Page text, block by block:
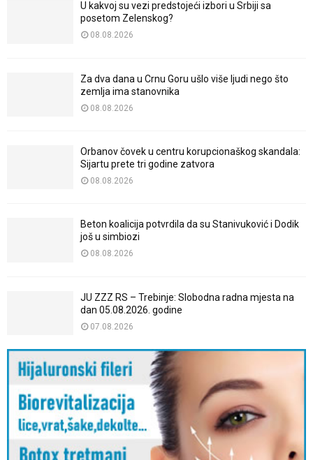
U kakvoj su vezi predstojeći izbori u Srbiji sa
posetom Zelenskog?
08.08.2026
Za dva dana u Crnu Goru ušlo više ljudi nego što
zemlja ima stanovnika
08.08.2026
Orbanov čovek u centru korupcionaškog skandala:
Sijartu prete tri godine zatvora
08.08.2026
Beton koalicija potvrdila da su Stanivuković i Dodik
još u simbiozi
08.08.2026
JU ZZZ RS – Trebinje: Slobodna radna mjesta na
dan 05.08.2026. godine
07.08.2026